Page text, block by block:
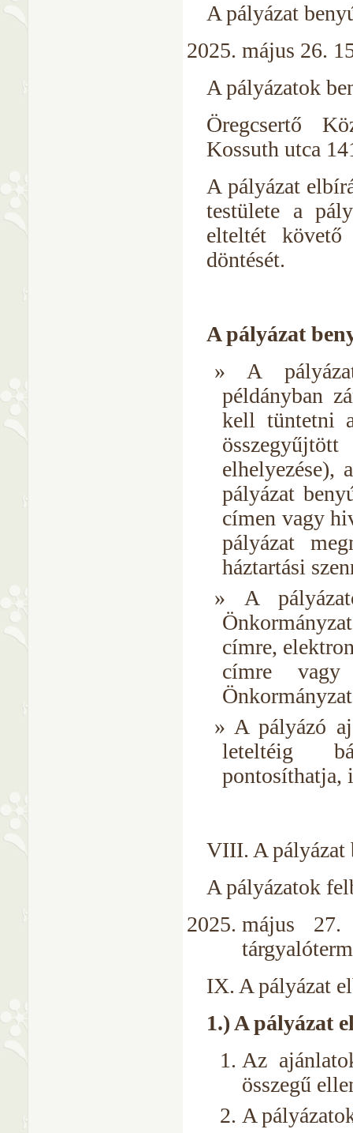
A pályázat
május 26.
A pályázatok
Öregcsertő
Kossuth utca
A pályázat
testülete a
elteltét
döntését.
A pályázat
A
példányban
kell tüntetni
elhelyezése),
pályázat
címen vagy
pályázat
háztartási
A
címre,
címre vagy
A pályázó
leteltéig
pontosíthatja,
VIII. A pályázat
A pályázatok
május 27.
IX. A pályázat
1.) A pályázat
Az
összegű
A